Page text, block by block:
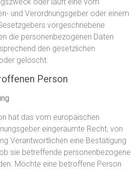
und Verordnungsgeber oder einem
vorgeschriebene
die personenbezogenen Daten
den gesetzlichen
gelöscht.
Person
hat das vom europäischen
eingeräumte Recht, von
Verantwortlichen eine Bestätigung
sie betreffende personenbezogene
Möchte eine betroffene Person